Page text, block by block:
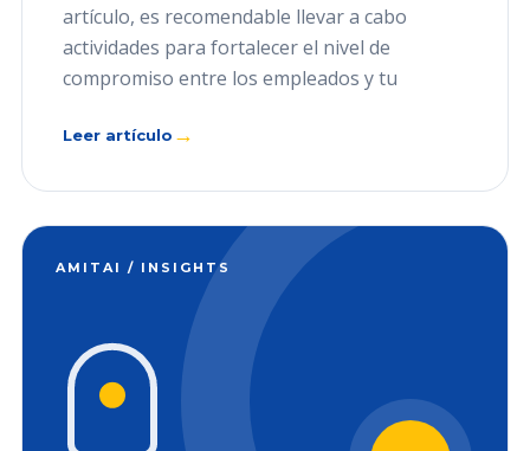
artículo, es recomendable llevar a cabo
actividades para fortalecer el nivel de
compromiso entre los empleados y tu
Leer artículo →
AMITAI / INSIGHTS